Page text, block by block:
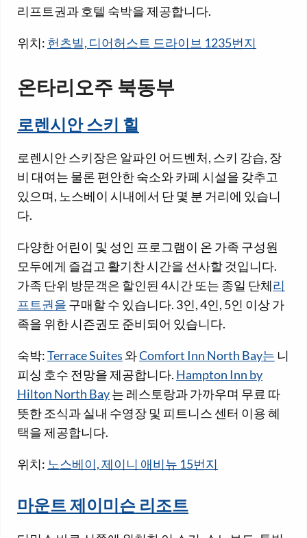
리프트권과 호텔 숙박을 제공합니다.
위치: 헌츠빌, 디어허스트 드라이브 1235번지
온타리오주 북동부
로렌시안 스키 힐
로렌시안 스키장은 알파인 어드벤처, 스키 강습, 장
비 대여는 물론 편안한 숙소와 카페 시설을 갖추고
있으며, 노스베이 시내에서 단 몇 분 거리에 있습니
다.
다양한 어린이 및 성인 프로그램이 온 가족 구성원
모두에게 즐겁고 활기찬 시간을 선사할 것입니다.
가족 단위 방문객은 할인된 4시간 또는 종일 단체리
프트권을 구매할 수 있습니다. 3인, 4인, 5인 이상 가
족을 위한 시즌권도 준비되어 있습니다.
숙박:Terrace Suites 와Comfort Inn North Bay는 니
피싱 호수 전망을 제공합니다. Hampton Inn by
Hilton North Bay는 레스토랑과 가까우며 무료 따
뜻한 조식과 실내 수영장 및 피트니스 센터 이용 혜
택을 제공합니다.
위치: 노스베이, 제이니 애비뉴 15번지
마운트 제이미슨 리조트